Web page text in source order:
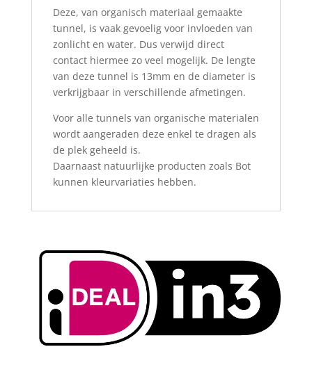
Deze, van organisch materiaal gemaakte
tunnel, is vaak gevoelig voor invloeden van
zonlicht en water. Dus verwijd direct
contact hiermee zo veel mogelijk. De lengte
van deze tunnel is 13mm en de diameter is
verkrijgbaar in verschillende afmetingen.
Voor alle tunnels van organische materialen
wordt aangeraden deze enkel te dragen als
de plek geheeld is.
Daarnaast natuurlijke producten zoals Bot
kunnen kleurvariaties hebben.